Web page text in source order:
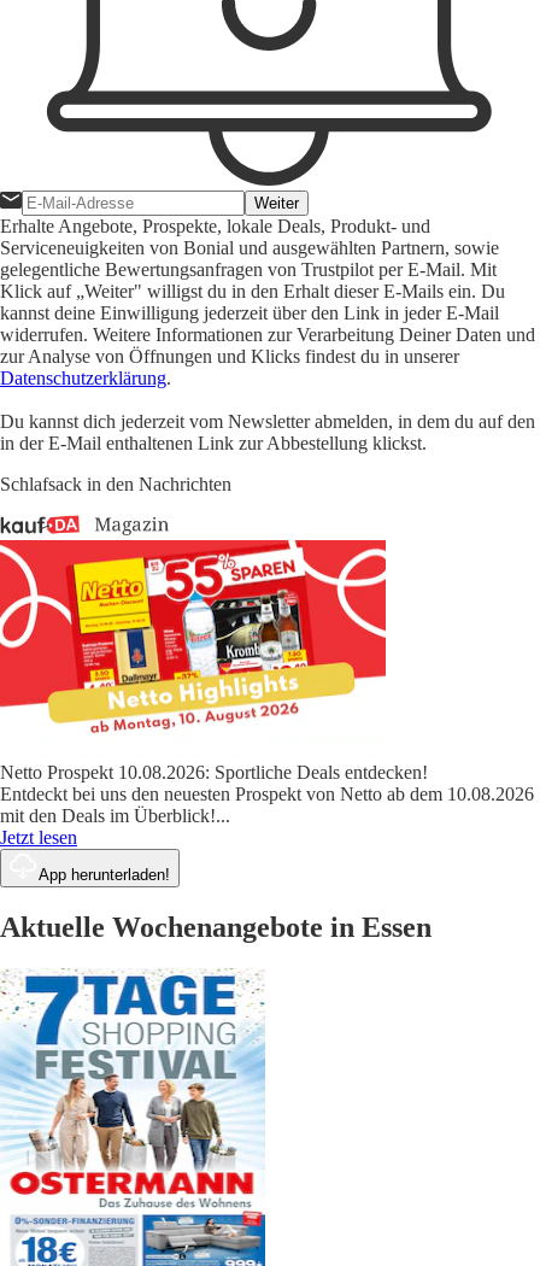
Weiter
Erhalte Angebote, Prospekte, lokale Deals, Produkt- und
Serviceneuigkeiten von Bonial und ausgewählten Partnern, sowie
gelegentliche Bewertungsanfragen von Trustpilot per E-Mail. Mit
Klick auf „Weiter" willigst du in den Erhalt dieser E-Mails ein. Du
kannst deine Einwilligung jederzeit über den Link in jeder E-Mail
widerrufen. Weitere Informationen zur Verarbeitung Deiner Daten und
zur Analyse von Öffnungen und Klicks findest du in unserer
Datenschutzerklärung.
Du kannst dich jederzeit vom Newsletter abmelden, in dem du auf den
in der E-Mail enthaltenen Link zur Abbestellung klickst.
Schlafsack in den Nachrichten
Netto Prospekt 10.08.2026: Sportliche Deals entdecken!
Entdeckt bei uns den neuesten Prospekt von Netto ab dem 10.08.2026
mit den Deals im Überblick!...
Jetzt lesen
App herunterladen!
Aktuelle Wochenangebote in Essen